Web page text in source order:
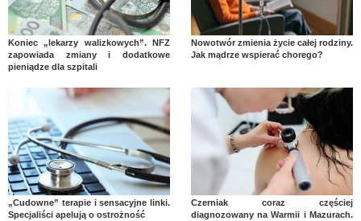
Koniec „lekarzy walizkowych”. NFZ
zapowiada zmiany i dodatkowe
pieniądze dla szpitali
Nowotwór zmienia życie całej rodziny.
Jak mądrze wspierać chorego?
„Cudowne” terapie i sensacyjne linki.
Specjaliści apelują o ostrożność
Czerniak coraz częściej
diagnozowany na Warmii i Mazurach.